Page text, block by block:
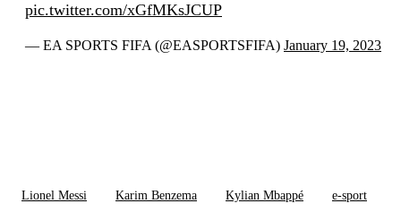
pic.twitter.com/xGfMKsJCUP
— EA SPORTS FIFA (@EASPORTSFIFA) January 19, 2023
Lionel Messi Karim Benzema Kylian Mbappé e-sport